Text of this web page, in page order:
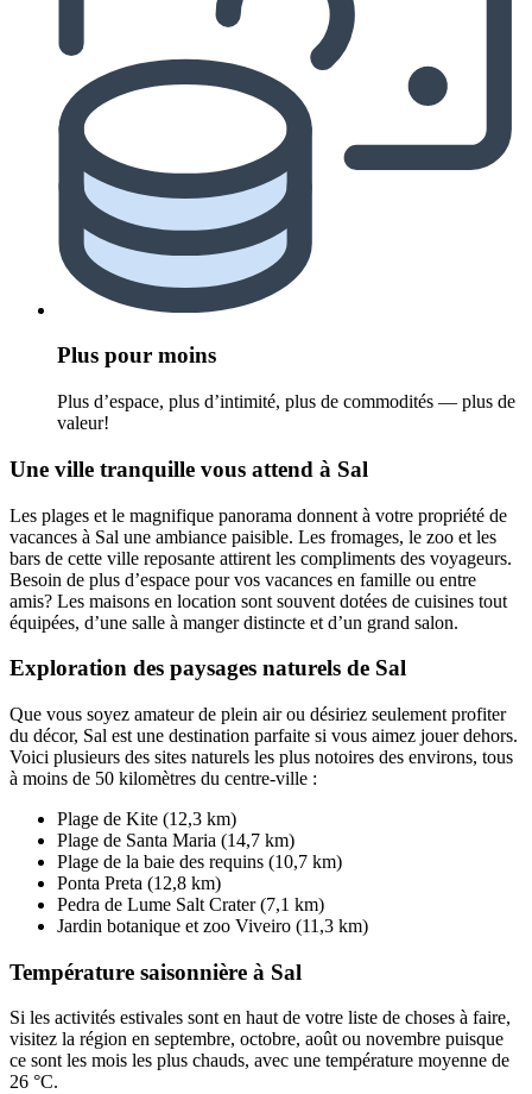
Plus pour moins
Plus d’espace, plus d’intimité, plus de commodités — plus de
valeur!
Une ville tranquille vous attend à Sal
Les plages et le magnifique panorama donnent à votre propriété de
vacances à Sal une ambiance paisible. Les fromages, le zoo et les
bars de cette ville reposante attirent les compliments des voyageurs.
Besoin de plus d’espace pour vos vacances en famille ou entre
amis? Les maisons en location sont souvent dotées de cuisines tout
équipées, d’une salle à manger distincte et d’un grand salon.
Exploration des paysages naturels de Sal
Que vous soyez amateur de plein air ou désiriez seulement profiter
du décor, Sal est une destination parfaite si vous aimez jouer dehors.
Voici plusieurs des sites naturels les plus notoires des environs, tous
à moins de 50 kilomètres du centre-ville :
Plage de Kite (12,3 km)
Plage de Santa Maria (14,7 km)
Plage de la baie des requins (10,7 km)
Ponta Preta (12,8 km)
Pedra de Lume Salt Crater (7,1 km)
Jardin botanique et zoo Viveiro (11,3 km)
Température saisonnière à Sal
Si les activités estivales sont en haut de votre liste de choses à faire,
visitez la région en septembre, octobre, août ou novembre puisque
ce sont les mois les plus chauds, avec une température moyenne de
26 °C.